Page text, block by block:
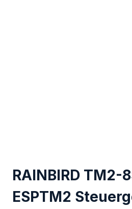
RAINBIRD TM2-
ESPTM2